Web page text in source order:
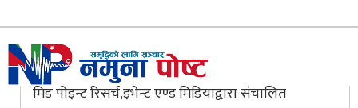
मिड पोइन्ट रिसर्च,इभेन्ट एण्ड मिडियाद्वारा संचालित